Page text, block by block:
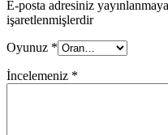
E-posta adresiniz
işaretlenmişlerdir
Oyunuz *
İncelemeniz *